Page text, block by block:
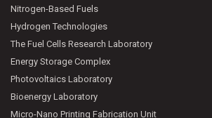
Nitrogen-Based Fuels
Hydrogen Technologies
The Fuel Cells Research Laboratory
Energy Storage Complex
Photovoltaics Laboratory
Bioenergy Laboratory
Micro-Nano Printing Fabrication Unit